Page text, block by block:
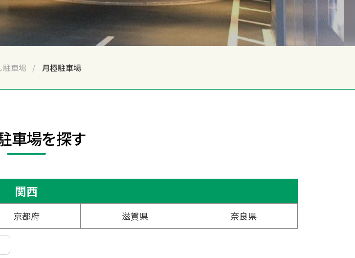
駐車場 月極駐車場
車場を探す
関西
京都府 滋賀県 奈良県